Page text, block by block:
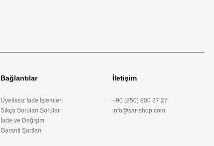
Bağlantılar
Üyeliksiz İade İşlemleri
Sıkça Sorulan Sorular
İade ve Değişim
Garanti Şartları
İletişim
+90 (850) 800 37 27
info@sar-shop.com